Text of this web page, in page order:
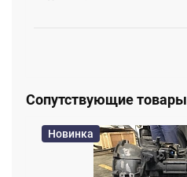
Сопутствующие товары
Новинка